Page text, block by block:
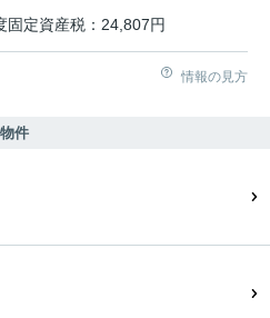
固定資産税：24,807円
情報の見方
件